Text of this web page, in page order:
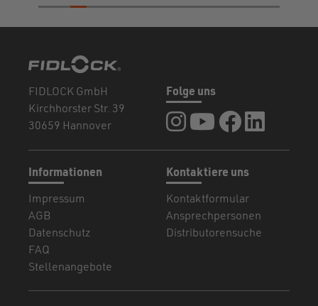
FIDLOCK GmbH
Kirchhorster Str. 39
30659 Hannover
Kontaktiere uns
Kontaktformular
Ansprechpersonen
Distributorensuche
Informationen
Impressum
AGB
Datenschutz
FAQ
Stellenangebote
Folge uns
FIDLOCK auf Instagram
FIDLOCK auf
FIDLOCK auf